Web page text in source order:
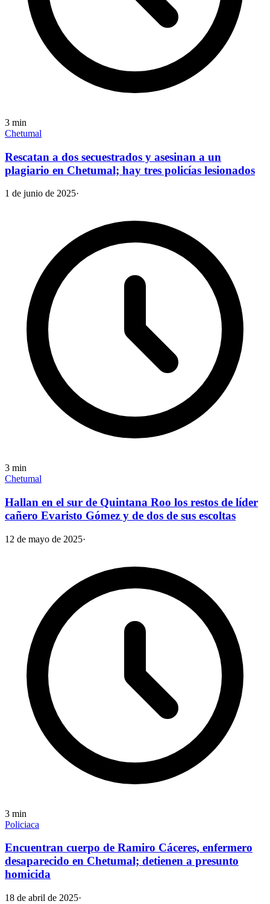
3 min
Chetumal
Rescatan a dos secuestrados y asesinan a un
plagiario en Chetumal; hay tres policías lesionados
1 de junio de 2025·
3 min
Chetumal
Hallan en el sur de Quintana Roo los restos de líder
cañero Evaristo Gómez y de dos de sus escoltas
12 de mayo de 2025·
3 min
Policiaca
Encuentran cuerpo de Ramiro Cáceres, enfermero
desaparecido en Chetumal; detienen a presunto
homicida
18 de abril de 2025·